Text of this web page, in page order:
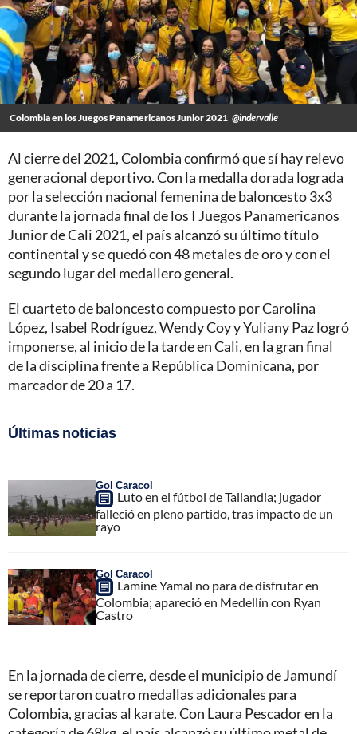
Colombia en los Juegos Panamericanos Junior 2021 @indervalle
Al cierre del 2021, Colombia confirmó que sí hay relevo
generacional deportivo. Con la medalla dorada lograda
por la selección nacional femenina de baloncesto 3x3
durante la jornada final de los I Juegos Panamericanos
Junior de Cali 2021, el país alcanzó su último título
continental y se quedó con 48 metales de oro y con el
segundo lugar del medallero general.
El cuarteto de baloncesto compuesto por Carolina
López, Isabel Rodríguez, Wendy Coy y Yuliany Paz logró
imponerse, al inicio de la tarde en Cali, en la gran final
de la disciplina frente a República Dominicana, por
marcador de 20 a 17.
Últimas noticias
Gol Caracol
Luto en el fútbol de Tailandia; jugador
falleció en pleno partido, tras impacto de un
rayo
Gol Caracol
Lamine Yamal no para de disfrutar en
Colombia; apareció en Medellín con Ryan
Castro
En la jornada de cierre, desde el municipio de Jamundí
se reportaron cuatro medallas adicionales para
Colombia, gracias al karate. Con Laura Pescador en la